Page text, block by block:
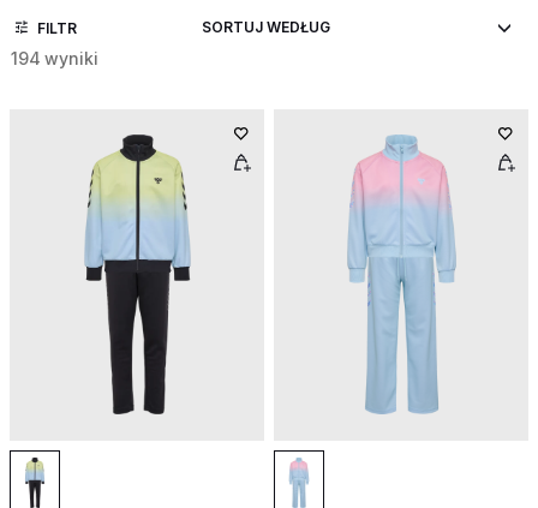
FILTR
194 wyniki